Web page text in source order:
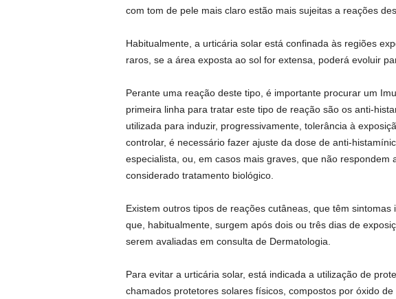
com tom de pele mais claro estão mais sujeitas a reações
Habitualmente, a urticária solar está confinada às regiões
raros, se a área exposta ao sol for extensa, poderá evoluir
Perante uma reação deste tipo, é importante procurar um
primeira linha para tratar este tipo de reação são os anti-
utilizada para induzir, progressivamente, tolerância à
controlar, é necessário fazer ajuste da dose de anti-
especialista, ou, em casos mais graves, que não respondem
considerado tratamento biológico.
Existem outros tipos de reações cutâneas, que têm
que, habitualmente, surgem após dois ou três dias de
serem avaliadas em consulta de Dermatologia.
Para evitar a urticária solar, está indicada a utilização de
chamados protetores solares físicos, compostos por óxido